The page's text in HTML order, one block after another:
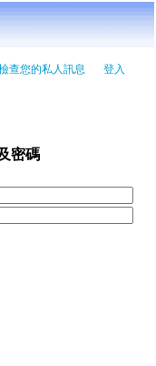
查您的私人訊息 登入
密碼